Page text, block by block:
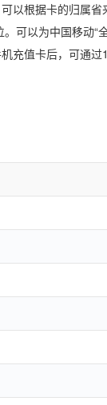
以根据卡的归属
可以为中国移动“
充值卡后，可通